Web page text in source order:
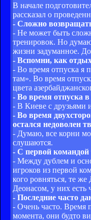
В начале
рассказал о
- Сложно
- Не может быть
тренировок. Но
жизни задуманное. До
- Вспомни, как
- Во время отпуска я
там». Во время
цвета
- Во время отпуска
- В Киеве с друзьями
- Во время
остался недоволен
- Думаю, все корни
слушаются.
- С первой командой
- Между дублем и
игроков из первой
кого ровняться, те
Деонасом, у них есть
- Последние часто
- Очень часто. Время
момента, они будто